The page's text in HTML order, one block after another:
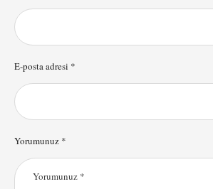
Yorumunuz *
E-posta adresi *